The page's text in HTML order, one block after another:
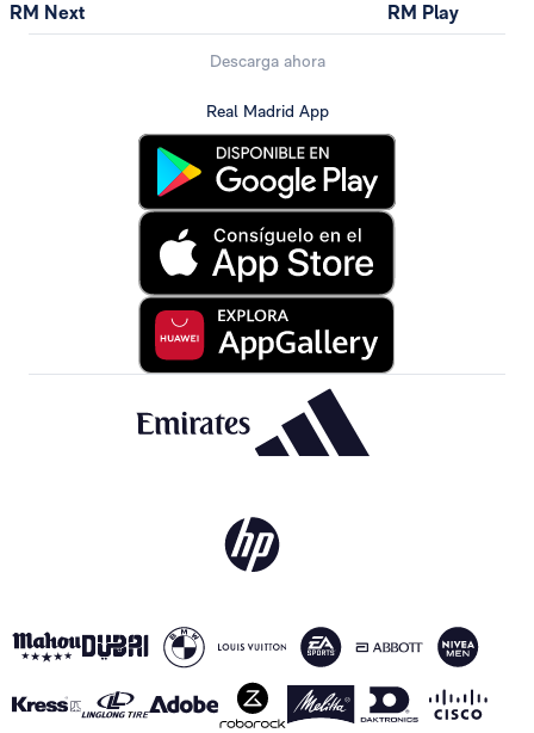
RM Next RM Play
Descarga ahora
Real Madrid App